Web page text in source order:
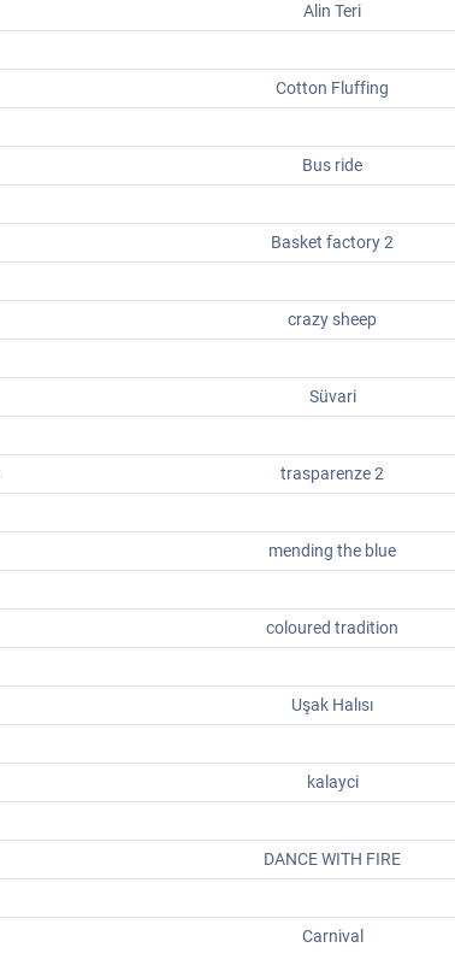
Alin Teri
Cotton Fluffing
Bus ride
Basket factory 2
crazy sheep
Süvari
trasparenze 2
mending the blue
coloured tradition
Uşak Halısı
kalayci
DANCE WITH FIRE
Carnival